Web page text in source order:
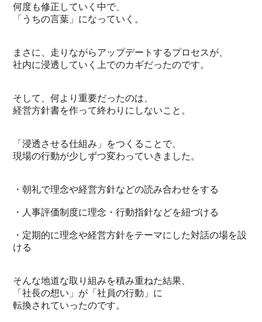
何度も修正していく中で、
「うちの言葉」になっていく。
まさに、走りながらアップデートするプロセスが、
社内に浸透していく上でのカギだったのです。
そして、何より重要だったのは、
経営方針書を作って終わりにしないこと。
「浸透させる仕組み」をつくることで、
現場の行動が少しずつ変わっていきました。
・朝礼で理念や経営方針などの読み合わせをする
・人事評価制度に理念・行動指針などを紐づける
・定期的に理念や経営方針をテーマにした対話の場を設
ける
そんな地道な取り組みを積み重ねた結果、
「社長の想い」が「社員の行動」に
転換されていったのです。